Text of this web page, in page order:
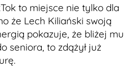
to miejsce nie tylko dla
że Lech Kiliański swoją
pokazuje, że bliżej mu
seniora, to zdążył już